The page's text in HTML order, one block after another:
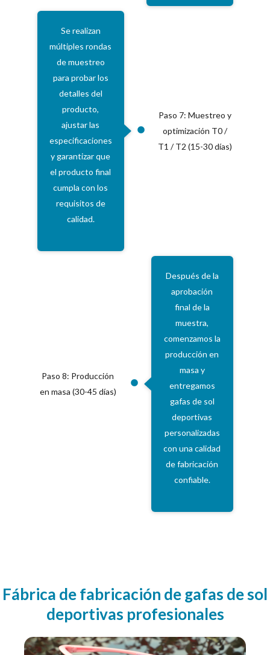
Se realizan
múltiples rondas
de muestreo
para probar los
detalles del
producto,
ajustar las
especificaciones
y garantizar que
el producto final
cumpla con los
requisitos de
calidad.
Paso 7: Muestreo y
optimización T0 /
T1 / T2 (15-30 días)
Después de la
aprobación
final de la
muestra,
comenzamos la
producción en
masa y
entregamos
gafas de sol
deportivas
personalizadas
con una calidad
de fabricación
confiable.
Paso 8: Producción
en masa (30-45 días)
Fábrica de fabricación de gafas de sol
deportivas profesionales